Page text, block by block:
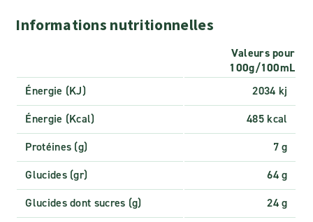
Informations nutritionnelles
Valeurs pour
100g/100mL
Énergie (KJ)
2034 kj
Énergie (Kcal)
485 kcal
Protéines (g)
7 g
Glucides (gr)
64 g
Glucides dont sucres (g)
24 g